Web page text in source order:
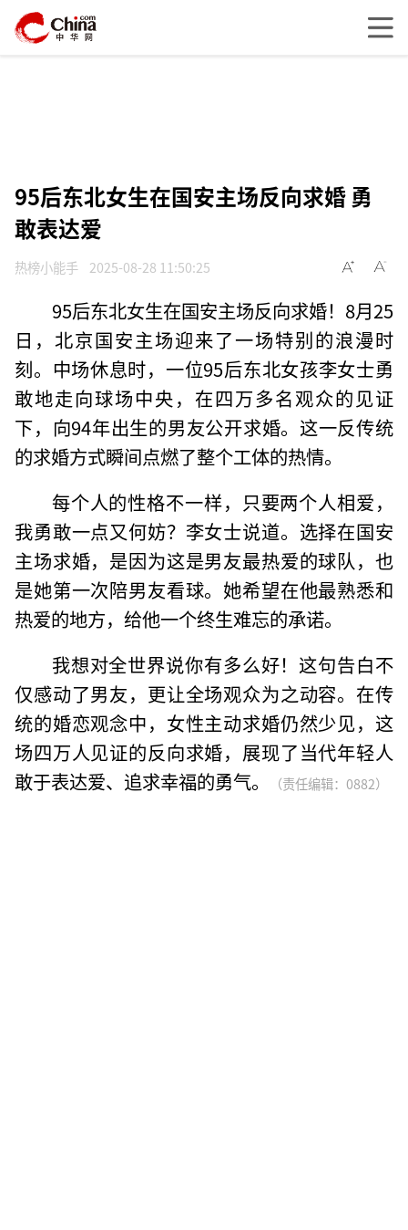
95后东北女生在国安主场反向求婚 勇
敢表达爱
热榜小能手 2025-08-28 11:50:25
95后东北女生在国安主场反向求婚！8月25
日，北京国安主场迎来了一场特别的浪漫时
刻。中场休息时，一位95后东北女孩李女士勇
敢地走向球场中央，在四万多名观众的见证
下，向94年出生的男友公开求婚。这一反传统
的求婚方式瞬间点燃了整个工体的热情。
每个人的性格不一样，只要两个人相爱，
我勇敢一点又何妨？李女士说道。选择在国安
主场求婚，是因为这是男友最热爱的球队，也
是她第一次陪男友看球。她希望在他最熟悉和
热爱的地方，给他一个终生难忘的承诺。
我想对全世界说你有多么好！这句告白不
仅感动了男友，更让全场观众为之动容。在传
统的婚恋观念中，女性主动求婚仍然少见，这
场四万人见证的反向求婚，展现了当代年轻人
敢于表达爱、追求幸福的勇气。
（责任编辑：0882）